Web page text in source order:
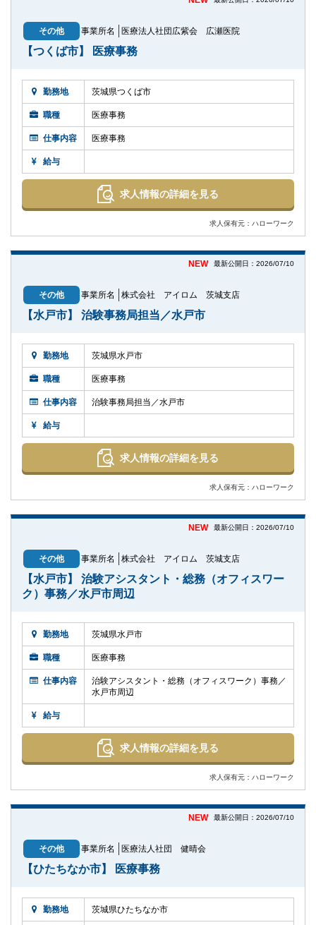
その他 事業所名 医療法人社団広紫会 広瀬医院
【つくば市】 医療事務
勤務地 茨城県つくば市
職種 医療事務
仕事内容 医療事務
給与
求人情報の詳細を見る
求人保有元：ハローワーク
NEW 最新公開日：2026/07/10
その他 事業所名 株式会社 アイロム 茨城支店
【水戸市】 治験事務局担当／水戸市
勤務地 茨城県水戸市
職種 医療事務
仕事内容 治験事務局担当／水戸市
給与
求人情報の詳細を見る
求人保有元：ハローワーク
NEW 最新公開日：2026/07/10
その他 事業所名 株式会社 アイロム 茨城支店
【水戸市】 治験アシスタント・総務（オフィスワー
ク）事務／水戸市周辺
勤務地 茨城県水戸市
職種 医療事務
仕事内容
治験アシスタント・総務（オフィスワーク）事務／
水戸市周辺
給与
求人情報の詳細を見る
求人保有元：ハローワーク
NEW 最新公開日：2026/07/10
その他 事業所名 医療法人社団 健晴会
【ひたちなか市】 医療事務
勤務地 茨城県ひたちなか市